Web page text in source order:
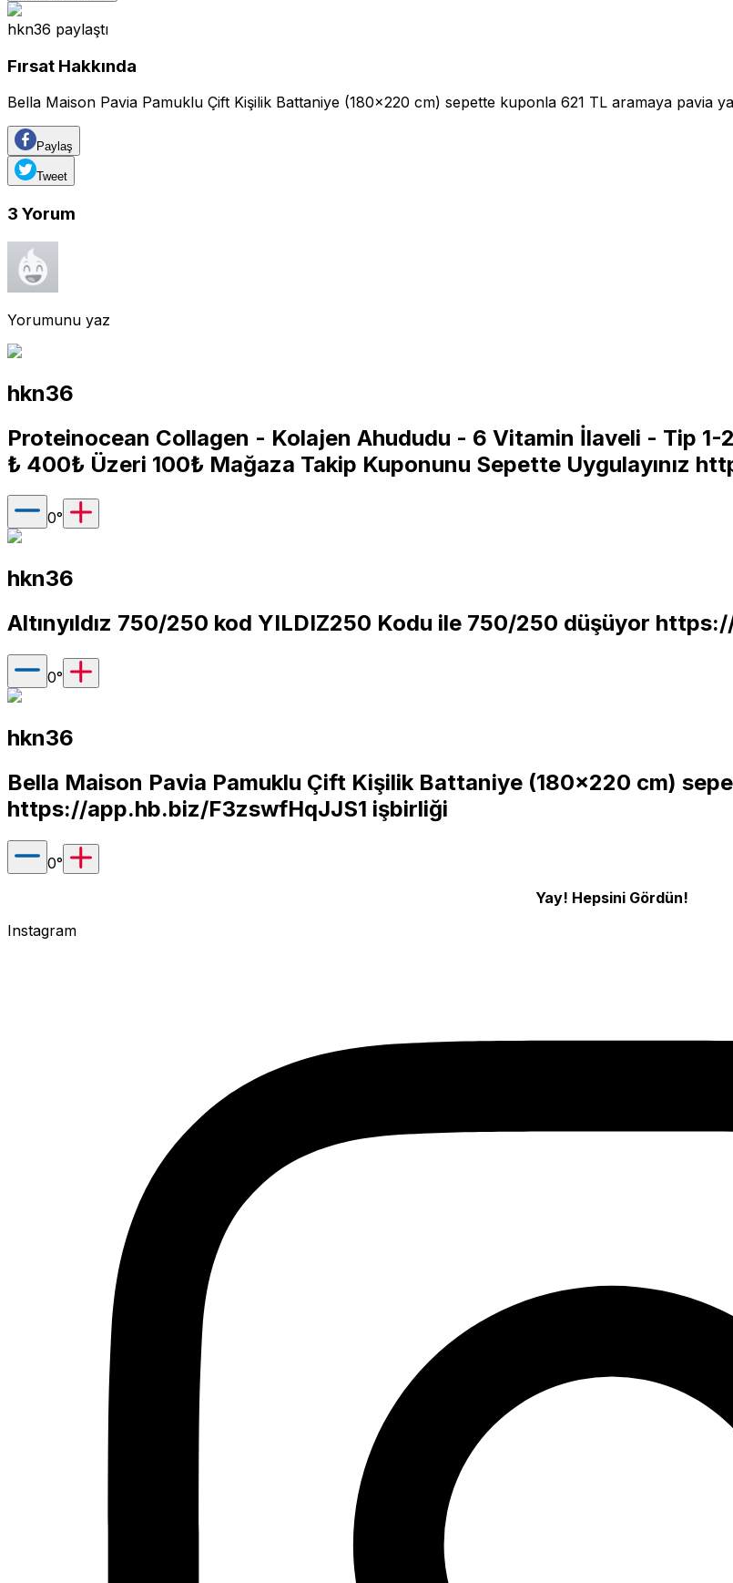
hkn36 paylaştı
Fırsat Hakkında
Bella Maison Pavia Pamuklu Çift Kişilik Battaniye (180x220 cm) sepette kuponla 621 TL aramaya pavia
Paylaş
Tweet
3 Yorum
Yorumunu yaz
hkn36
Proteinocean Collagen - Kolajen Ahududu - 6 Vitamin İlaveli - Tip
₺ 400₺ Üzeri 100₺ Mağaza Takip Kuponunu Sepette Uygulayınız
0°
hkn36
Altınyıldız 750/250 kod YILDIZ250 Kodu ile 750/250 düşüyor
0°
hkn36
Bella Maison Pavia Pamuklu Çift Kişilik Battaniye (180x220 cm)
https://app.hb.biz/F3zswfHqJJS1 işbirliği
0°
Yay! Hepsini Gördün!
Instagram